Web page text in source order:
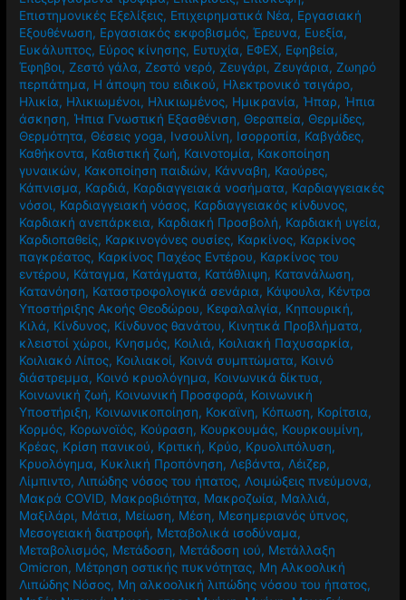
Περίοδος,Εορταστικό Τραπέζι,Επαρκής ύπνος,
Επεξεργασμένα τρόφιμα ,Επικρίσεις,Επίσκεψη,
Επιστημονικές Εξελίξεις, Επιχειρηματικά Νέα,Εργασιακή
Εξουθένωση,Εργασιακός εκφοβισμός ,Έρευνα,Ευεξία
Ευκάλυπτος ,Εύρος κίνησης,Ευτυχία,ΕΦΕΧ,Εφηβεία ,
Έφηβοι,Ζεστό γάλα, Ζεστό νερό, Ζευγάρι,Ζευγάρια,Ζωηρό
περπάτημα,Η άποψη του ειδικού,Ηλεκτρονικό τσιγάρο ,
Ηλικία,Ηλικιωμένοι ,Ηλικιωμένος,Ημικρανία,Ήπαρ,Ήπια
άσκηση,Ήπια Γνωστική Εξασθένιση ,Θεραπεία ,Θερμίδες,
Θερμότητα, Θέσεις yoga,Ινσουλίνη,Ισορροπία,Καβγάδες
Καθήκοντα ,Καθιστική ζωή,Καινοτομία,Κακοποίηση
γυναικών, Κακοποίηση παιδιών,Κάνναβη,Καούρες,
Κάπνισμα,Καρδιά,Καρδιαγγειακά νοσήματα,Καρδιαγγειακές
νόσοι,Καρδιαγγειακή νόσος,Καρδιαγγειακός κίνδυνος ,
Καρδιακή ανεπάρκεια,Καρδιακή Προσβολή,Καρδιακή υγεία
Καρδιοπαθείς ,Καρκινογόνες ουσίες,Καρκίνος,Καρκίνος
παγκρέατος,Καρκίνος Παχέος Εντέρου,Καρκίνος του
εντέρου,Κάταγμα,Κατάγματα,Κατάθλιψη,Κατανάλωση ,
Κατανόηση,Καταστροφολογικά σενάρια,Κάψουλα,Κέντρα
Υποστήριξης Ακοής Θεοδώρου,Κεφαλαλγία,Κηπουρική,
Κιλά, Κίνδυνος, Κίνδυνος θανάτου,Κινητικά Προβλήματα
κλειστοί χώροι, Κνησμός,Κοιλιά,Κοιλιακή Παχυσαρκία
Κοιλιακό Λίπος,Κοιλιακοί,Κοινά συμπτώματα,Κοινό
διάστρεμμα,Κοινό κρυολόγημα,Κοινωνικά δίκτυα
Κοινωνική ζωή,Κοινωνική Προσφορά,Κοινωνική
Υποστήριξη,Κοινωνικοποίηση ,Κοκαϊνη,Κόπωση,Κορίτσια
Κορμός ,Κορωνοϊός,Κούραση,Κουρκουμάς,Κουρκουμίνη
Κρέας,Κρίση πανικού , Κριτική,Κρύο,Κρυολιπόλυση
Κρυολόγημα,Κυκλική Προπόνηση,Λεβάντα,Λέιζερ,
Λίμπιντο,Λιπώδης νόσος του ήπατος,Λοιμώξεις πνεύμονα
Μακρά COVID,Μακροβιότητα,Μακροζωία,Μαλλιά,
Μαξιλάρι,Μάτια,Μείωση,Μέση,Μεσημεριανός ύπνος
Μεσογειακή διατροφή,Μεταβολικά ισοδύναμα,
Μεταβολισμός,Μετάδοση, Μετάδοση ιού,Μετάλλαξη
Omicron ,Μέτρηση οστικής πυκνότητας, Μη Αλκοολική